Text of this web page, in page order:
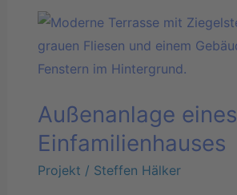
Außenanlage eines
Einfamilienhauses
Projekt / Steffen Hälker
Außenanlage
eines
Einfamilienhauses